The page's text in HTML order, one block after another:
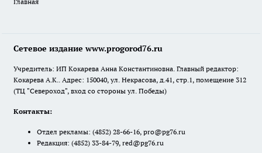
Сетевое издание www.progorod76.ru
Учредитель: ИП Кокарева Анна Константиновна. Главный редактор:
Кокарева А.К.. Адрес: 150040, ул. Некрасова, д.41, стр.1, помещение 312
(ТЦ "Североход", вход со стороны ул. Победы)
Контакты:
Отдел рекламы: (4852) 28-66-16, pro@pg76.ru
Редакция: (4852) 33-84-79, red@pg76.ru